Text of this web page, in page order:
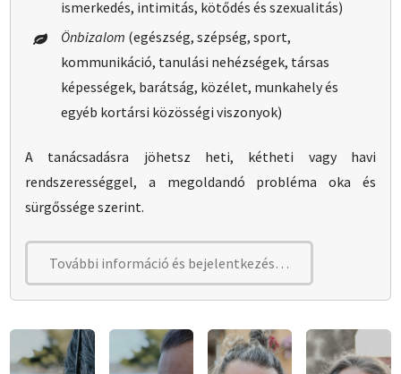
ismerkedés, intimitás, kötődés és szexualitás)
Önbizalom (egészség, szépség, sport,
kommunikáció, tanulási nehézségek, társas
képességek, barátság, közélet, munkahely és
egyéb kortársi közösségi viszonyok)
A tanácsadásra jöhetsz heti, kétheti vagy havi
rendszerességgel, a megoldandó probléma oka és
sürgőssége szerint.
További információ és bejelentkezés…